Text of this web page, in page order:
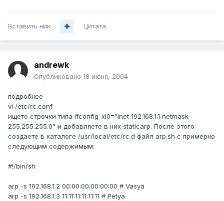
Вставить ник Цитата
andrewk
Опубликовано 18 июня, 2004
подробнее -
vi /etc/rc.conf
ищете строчки типа ifconfig_xl0="inet 192.168.1.1 netmask
255.255.255.0" и добавляете в них staticarp. После этого
создаете в каталоге /usr/local/etc/rc.d файл arp.sh с примерно
следующим содержимым:
#!/bin/sh
arp -s 192.168.1.2 00:00:00:00:00:00 # Vasya
arp -s 192.168.1.3 11:11:11:11:11:11 # Petya